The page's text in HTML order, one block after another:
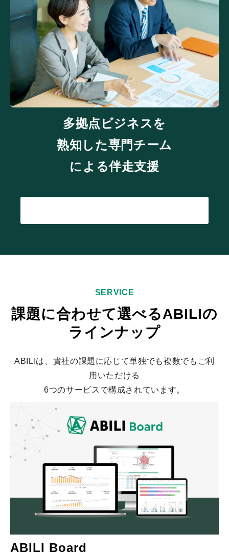
多拠点ビジネスを
熟知した専門チーム
による伴走支援
SERVICE
課題に合わせて選べるABILIの
ラインナップ
ABILIは、貴社の課題に応じて単独でも複数でもご利
用いただける
6つのサービスで構成されています。
ABILI Board